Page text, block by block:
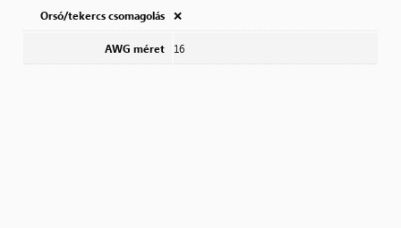
Orsó/tekercs csomagolás ❌
AWG méret 16